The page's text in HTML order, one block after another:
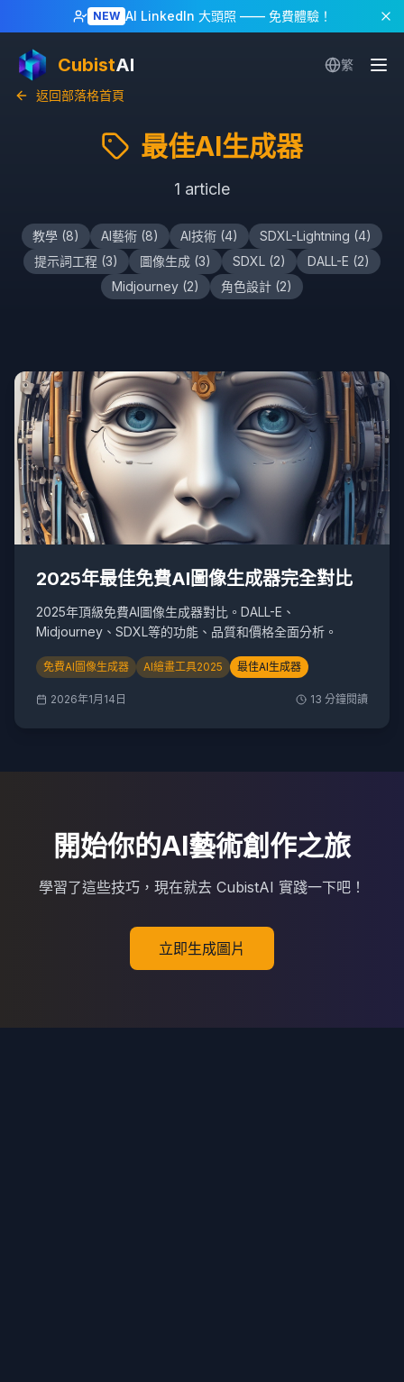
NEW AI LinkedIn 大頭照 —— 免費體驗！
CubistAI
繁
返回部落格首頁
最佳AI生成器
1 article
教學 (8) AI藝術 (8) AI技術 (4) SDXL-Lightning (4)
提示詞工程 (3) 圖像生成 (3) SDXL (2) DALL-E (2)
Midjourney (2) 角色設計 (2)
2025年最佳免費AI圖像生成器完全對比
2025年頂級免費AI圖像生成器對比。DALL-E、
Midjourney、SDXL等的功能、品質和價格全面分析。
免費AI圖像生成器 AI繪畫工具2025 最佳AI生成器
2026年1月14日 13 分鐘閱讀
開始你的AI藝術創作之旅
學習了這些技巧，現在就去 CubistAI 實踐一下吧！
立即生成圖片